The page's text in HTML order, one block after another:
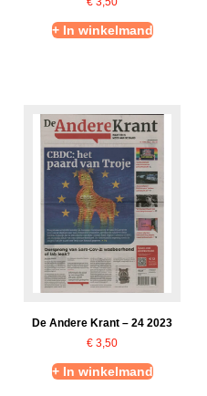
+ In winkelmand
De Andere Krant – 24 2023
€ 3,50
+ In winkelmand